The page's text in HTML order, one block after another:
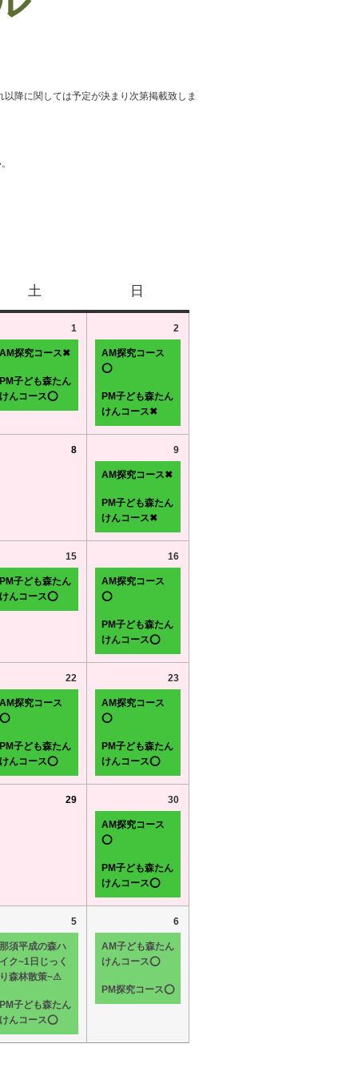
降に関しては予定が決まり次第掲載致しま
土 日
1
AM探究コース✖
PM子ども森たん
けんコース⭕
2
AM探究コース
⭕
PM子ども森たん
けんコース✖
8 9
AM探究コース✖
PM子ども森たん
けんコース✖
15
PM子ども森たん
けんコース⭕
16
AM探究コース
⭕
PM子ども森たん
けんコース⭕
22
AM探究コース
⭕
PM子ども森たん
けんコース⭕
23
AM探究コース
⭕
PM子ども森たん
けんコース⭕
29 30
AM探究コース
⭕
PM子ども森たん
けんコース⭕
5
那須平成の森ハ
イク~1日じっく
り森林散策~⚠
PM子ども森たん
けんコース⭕
6
AM子ども森たん
けんコース⭕
PM探究コース⭕